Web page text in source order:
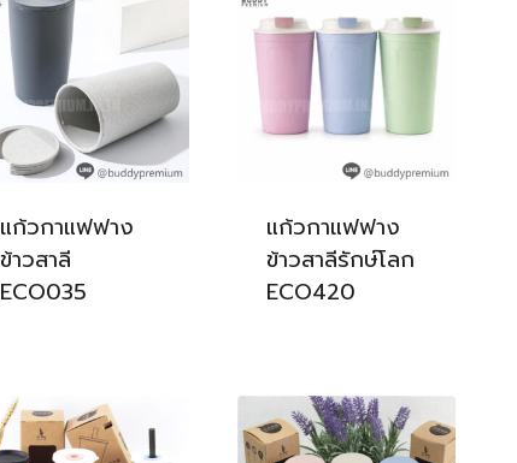
แก้วกาแฟฟาง
ข้าวสาลี
ECO035
แก้วกาแฟฟาง
ข้าวสาลีรักษ์โลก
ECO420